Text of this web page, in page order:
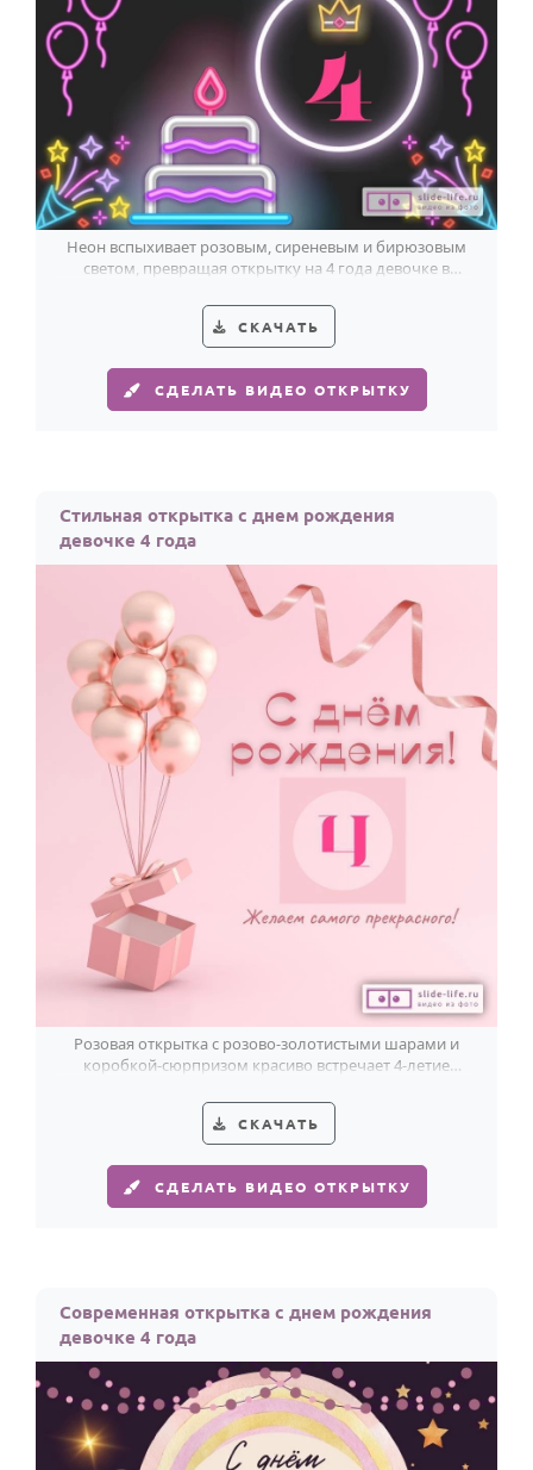
Неон вспыхивает розовым, сиреневым и бирюзовым
светом, превращая открытку на 4 года девочке в
СКАЧАТЬ
СДЕЛАТЬ ВИДЕО ОТКРЫТКУ
Стильная открытка с днем рождения
девочке 4 года
Розовая открытка с розово-золотистыми шарами и
коробкой-сюрпризом красиво встречает 4-летие
СКАЧАТЬ
СДЕЛАТЬ ВИДЕО ОТКРЫТКУ
Современная открытка с днем рождения
девочке 4 года